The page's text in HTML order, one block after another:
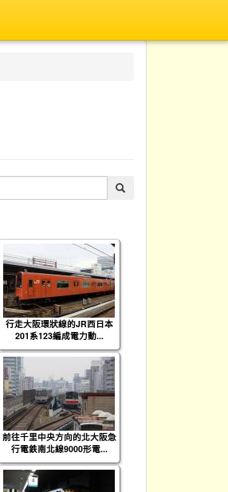
行走大阪環狀線的JR西日本
201系123編成電力動...
前往千里中央方向的北大阪急
行電鉄南北線9000形電...